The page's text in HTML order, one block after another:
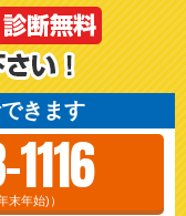
きます
末年始)）